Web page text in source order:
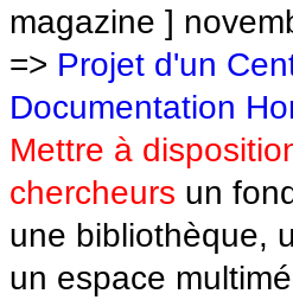
magazine ]
=> Projet d'un
Documentation
Mettre à
chercheurs un
une bibliothèque,
un espace